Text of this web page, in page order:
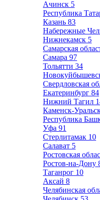
Ачинск 5
Республика
Казань 83
Набережные
Нижнекамск 5
Самарская
Самара 97
Тольятти 34
Свердловская
Екатеринбург 84
Нижний Тагил
Каменск-
Республика
Уфа 91
Стерлитамак 10
Салават 5
Ростовская
Ростов-на-Дону
Таганрог 10
Аксай 8
Челябинская